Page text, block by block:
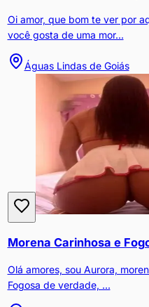
Oi amor, que bom te ver por
você gosta de uma mor...
Águas Lindas de Goiás
Morena Carinhosa e
Olá amores, sou Aurora,
Fogosa de verdade, ...